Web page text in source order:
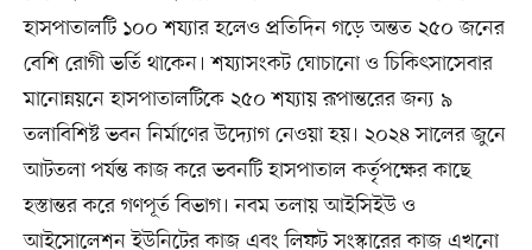
হাসপাতালটি ১০০ শয্যার হলেও প্রতিদিন গড়ে অন্তত ২৫০ জনের
বেশি রোগী ভর্তি থাকেন। শয্যাসংকট ঘোচানো ও চিকিৎসাসেবার
মানোন্নয়নে হাসপাতালটিকে ২৫০ শয্যায় রূপান্তরের জন্য ৯
তলাবিশিষ্ট ভবন নির্মাণের উদ্যোগ নেওয়া হয়। ২০২৪ সালের জুনে
আটতলা পর্যন্ত কাজ করে ভবনটি হাসপাতাল কর্তৃপক্ষের কাছে
হস্তান্তর করে গণপূর্ত বিভাগ। নবম তলায় আইসিইউ ও
আইসোলেশন ইউনিটের কাজ এবং লিফট সংস্কারের কাজ এখনো